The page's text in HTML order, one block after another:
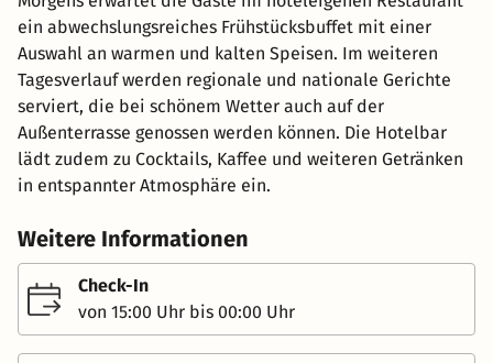
ein abwechslungsreiches Frühstücksbuffet mit einer
Auswahl an warmen und kalten Speisen. Im weiteren
Tagesverlauf werden regionale und nationale Gerichte
serviert, die bei schönem Wetter auch auf der
Außenterrasse genossen werden können. Die Hotelbar
lädt zudem zu Cocktails, Kaffee und weiteren Getränken
in entspannter Atmosphäre ein.
Weitere Informationen
Check-In
von 15:00 Uhr bis 00:00 Uhr